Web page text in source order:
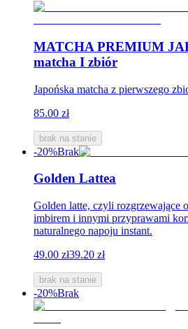
MATCHA PREMIUM
matcha I zbiór
Japońska matcha z pierwszego
85.00 zł
brak na stanie
-20%Brak
Golden Lattea
Golden latte, czyli rozgrzewające
imbirem i innymi przyprawami
naturalnego napoju instant.
49.00 zł39.20 zł
brak na stanie
-20%Brak